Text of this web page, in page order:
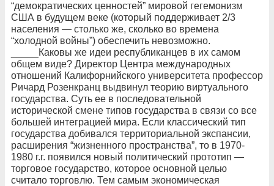
“демократических ценностей” мировой гегемонизм
США в будущем веке (который поддерживает 2/3
населения — столько же, сколько во времена
“холодной войны”) обеспечить невозможно.
_____Каковы же идеи республиканцев в их самом
общем виде? Директор Центра международных
отношений Калифорнийского университета профессор
Ричард Розенкранц выдвинул теорию виртуального
государства. Суть ее в последовательной
исторической смене типов государства в связи со все
большей интеграцией мира. Если классический тип
государства добивался территориальной экспансии,
расширения “жизненного пространства”, то в 1970-
1980 г.г. появился новый политический прототип —
торговое государство, которое основной целью
считало торговлю. Тем самым экономическая